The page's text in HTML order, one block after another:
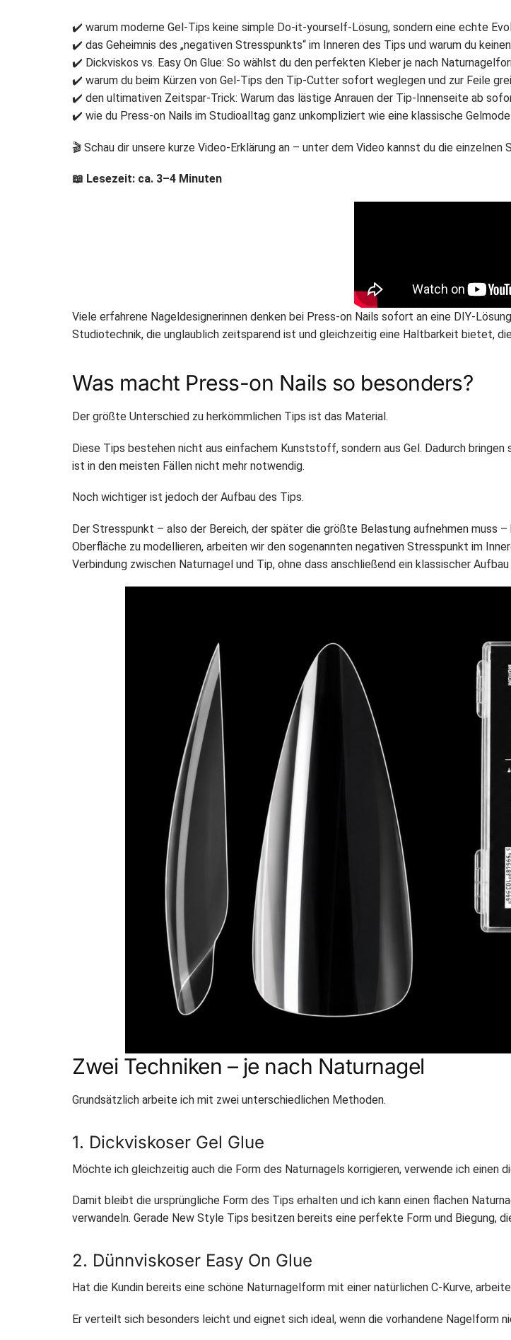
✔️ warum moderne Gel-Tips keine simple Do-it-yourself-Lösung, sondern eine echte
✔️ das Geheimnis des „negativen Stresspunkts“ im Inneren des Tips und warum du
✔️ Dickviskos vs. Easy On Glue: So wählst du den perfekten Kleber je nach
✔️ warum du beim Kürzen von Gel-Tips den Tip-Cutter sofort weglegen und zur Feile
✔️ den ultimativen Zeitspar-Trick: Warum das lästige Anrauen der Tip-Innenseite ab
✔️ wie du Press-on Nails im Studioalltag ganz unkompliziert wie eine klassische
🎬 Schau dir unsere kurze Video-Erklärung an – unter dem Video kannst du die
📖 Lesezeit: ca. 3–4 Minuten
Viele erfahrene Nageldesignerinnen denken bei Press-on Nails sofort an eine DIY-
Studiotechnik, die unglaublich zeitsparend ist und gleichzeitig eine Haltbarkeit bietet,
Was macht Press-on Nails so besonders?
Der größte Unterschied zu herkömmlichen Tips ist das Material.
Diese Tips bestehen nicht aus einfachem Kunststoff, sondern aus Gel. Dadurch
ist in den meisten Fällen nicht mehr notwendig.
Noch wichtiger ist jedoch der Aufbau des Tips.
Der Stresspunkt – also der Bereich, der später die größte Belastung aufnehmen muss
Oberfläche zu modellieren, arbeiten wir den sogenannten negativen Stresspunkt im
Verbindung zwischen Naturnagel und Tip, ohne dass anschließend ein klassischer
Zwei Techniken – je nach Naturnagel
Grundsätzlich arbeite ich mit zwei unterschiedlichen Methoden.
1. Dickviskoser Gel Glue
Möchte ich gleichzeitig auch die Form des Naturnagels korrigieren, verwende ich einen
Damit bleibt die ursprüngliche Form des Tips erhalten und ich kann einen flachen
verwandeln. Gerade New Style Tips besitzen bereits eine perfekte Form und Biegung,
2. Dünnviskoser Easy On Glue
Hat die Kundin bereits eine schöne Naturnagelform mit einer natürlichen C-Kurve,
Er verteilt sich besonders leicht und eignet sich ideal, wenn die vorhandene Nagelform